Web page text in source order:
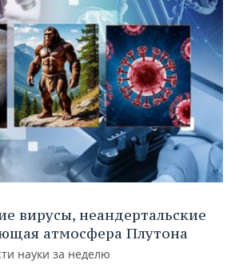
вирусы, неандертальские
атмосфера Плутона
науки за неделю